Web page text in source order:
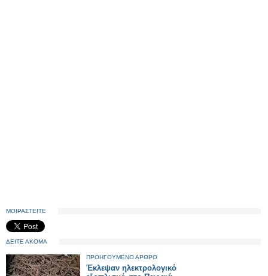
ΜΟΙΡΑΣΤΕΙΤΕ
ΔΕΙΤΕ ΑΚΟΜΑ
ΠΡΟΗΓΟΥΜΕΝΟ ΑΡΘΡΟ
Έκλεψαν ηλεκτρολογικό